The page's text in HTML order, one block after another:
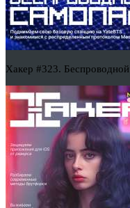
Хакер #323.